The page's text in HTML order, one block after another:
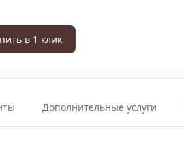
в 1 клик
Дополнительные услуги